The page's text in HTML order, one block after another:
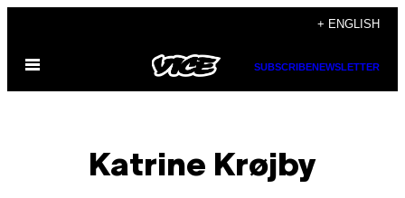
content
+ ENGLISH
Open
SUBSCRIBENEWSLETTER
Katrine Krøjby